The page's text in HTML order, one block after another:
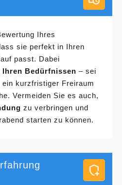
Ihres
sie perfekt in Ihren
passt. Dabei
Ihren Bedürfnissen – sei
kurzfristiger Freiraum
Vermeiden Sie es auch,
zu verbringen und
starten zu können.